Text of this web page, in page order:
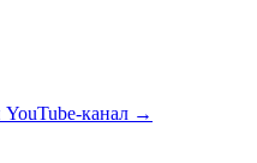
канал →